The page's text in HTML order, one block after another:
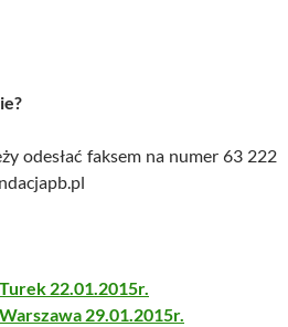
odesłać faksem na numer 63 222
22.01.2015r.
29.01.2015r.